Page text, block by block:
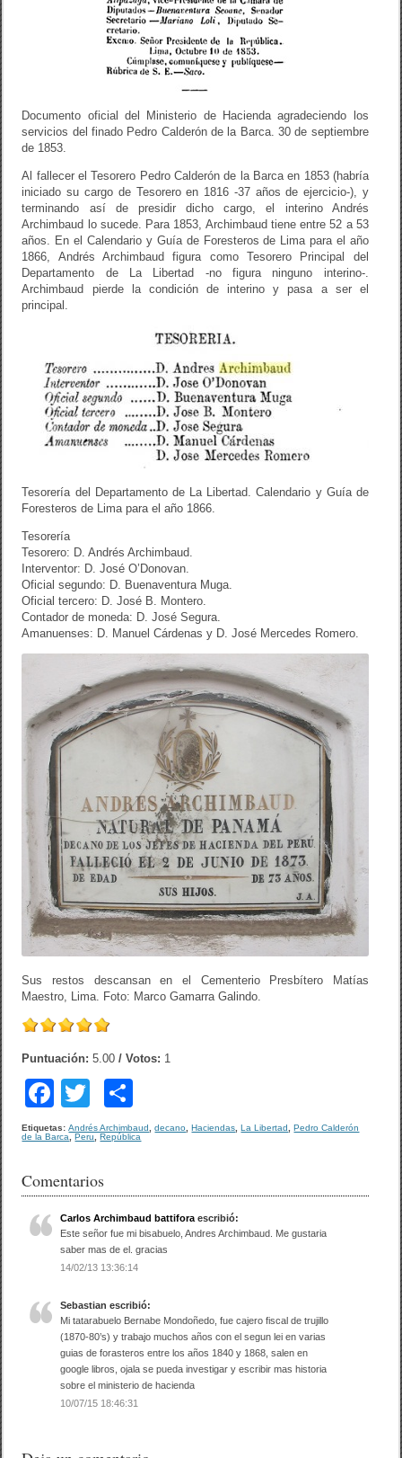
Documento oficial del Ministerio de Hacienda agradeciendo los
servicios del finado Pedro Calderón de la Barca. 30 de septiembre
de 1853.
Al fallecer el Tesorero Pedro Calderón de la Barca en 1853 (habría
iniciado su cargo de Tesorero en 1816 -37 años de ejercicio-), y
terminando así de presidir dicho cargo, el interino Andrés
Archimbaud lo sucede. Para 1853, Archimbaud tiene entre 52 a 53
años. En el Calendario y Guía de Foresteros de Lima para el año
1866, Andrés Archimbaud figura como Tesorero Principal del
Departamento de La Libertad -no figura ninguno interino-.
Archimbaud pierde la condición de interino y pasa a ser el
principal.
Tesorería del Departamento de La Libertad. Calendario y Guía de
Foresteros de Lima para el año 1866.
Tesorería
Tesorero: D. Andrés Archimbaud.
Interventor: D. José O’Donovan.
Oficial segundo: D. Buenaventura Muga.
Oficial tercero: D. José B. Montero.
Contador de moneda: D. José Segura.
Amanuenses: D. Manuel Cárdenas y D. José Mercedes Romero.
Sus restos descansan en el Cementerio Presbítero Matías
Maestro, Lima. Foto: Marco Gamarra Galindo.
Puntuación:5.00 / Votos: 1
F
a
c
e
b
o
o
k
T
wi
tt
er
o
m
ar
tir
Etiquetas:Andrés Archimbaud ,decano ,Haciendas ,La Libertad ,Pedro Calderón
de la Barca
,Peru ,República
Comentarios
Carlos Archimbaud battifora escribió:
Este señor fue mi bisabuelo, Andres Archimbaud. Me gustaria
saber mas de el. gracias
14/02/13 13:36:14
Sebastian escribió:
Mi tatarabuelo Bernabe Mondoñedo, fue cajero fiscal de trujillo
(1870-80’s) y trabajo muchos años con el segun lei en varias
guias de forasteros entre los años 1840 y 1868, salen en
google libros, ojala se pueda investigar y escribir mas historia
sobre el ministerio de hacienda
10/07/15 18:46:31